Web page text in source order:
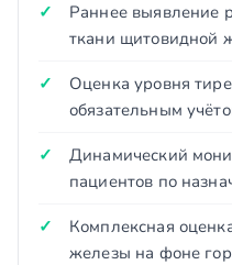
Раннее выявление
ткани щитовидной
Оценка уровня
обязательным
Динамический
пациентов по
Комплексная
железы на фоне